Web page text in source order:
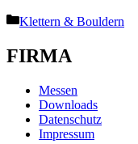
Kategorien
Klettern & Bouldern
FIRMA
Messen
Downloads
Datenschutz
Impressum